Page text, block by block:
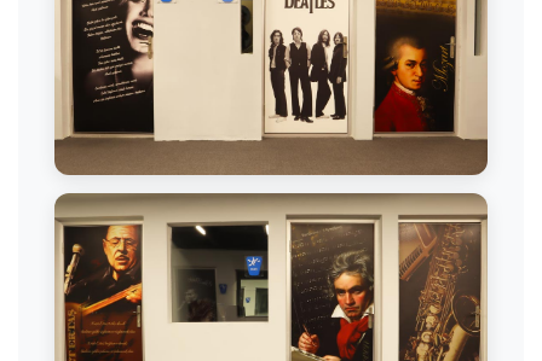
Multi Müzik Çalışması